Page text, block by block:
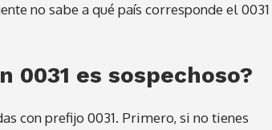
no sabe a qué país corresponde el 0031
0031 es sospechoso?
con prefijo 0031. Primero, si no tienes